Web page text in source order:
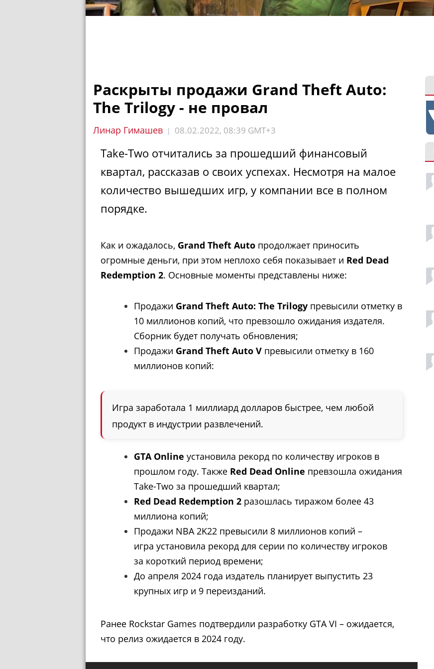
Раскрыты продажи Grand Theft Auto:
The Trilogy - не провал
Линар Гимашев | 08.02.2022, 08:39 GMT+3
Take-Two отчитались за прошедший финансовый
квартал, рассказав о своих успехах. Несмотря на малое
количество вышедших игр, у компании все в полном
порядке.
Как и ожадалось, Grand Theft Auto продолжает приносить
огромные деньги, при этом неплохо себя показывает и Red Dead
Redemption 2. Основные моменты представлены ниже:
Продажи Grand Theft Auto: The Trilogy превысили отметку в
10 миллионов копий, что превзошло ожидания издателя.
Сборник будет получать обновления;
Продажи Grand Theft Auto V превысили отметку в 160
миллионов копий:
Игра заработала 1 миллиард долларов быстрее, чем любой
продукт в индустрии развлечений.
GTA Online установила рекорд по количеству игроков в
прошлом году. Также Red Dead Online превзошла ожидания
Take-Two за прошедший квартал;
Red Dead Redemption 2 разошлась тиражом более 43
миллиона копий;
Продажи NBA 2K22 превысили 8 миллионов копий –
игра установила рекорд для серии по количеству игроков
за короткий период времени;
До апреля 2024 года издатель планирует выпустить 23
крупных игр и 9 переизданий.
Ранее Rockstar Games подтвердили разработку GTA VI – ожидается,
что релиз ожидается в 2024 году.